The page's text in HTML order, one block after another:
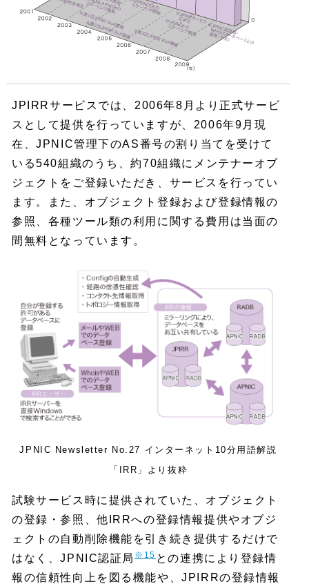
JPIRRサービスでは、2006年8月より正式サービ
スとして提供を行っていますが、2006年9月現
在、JPNIC管理下のAS番号の割り当てを受けて
いる540組織のうち、約70組織にメンテナーオブ
ジェクトをご登録いただき、サービスを行ってい
ます。また、オブジェクト登録および登録情報の
参照、各種ツール類の利用に関する費用は当面の
間無料となっています。
JPNIC Newsletter No.27 インターネット10分用語解説
「IRR」より抜粋
試験サービス時に提供されていた、オブジェクト
の登録・参照、他IRRへの登録情報提供やオブジ
ェクトの自動削除機能を引き続き提供するだけで
はなく、JPNIC認証局※15との連携により登録情
報の信頼性向上を図る機能や、JPIRRの登録情報